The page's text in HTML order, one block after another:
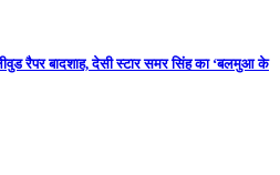
रैपर बादशाह, देसी स्टार समर सिंह का ‘बलमुआ के